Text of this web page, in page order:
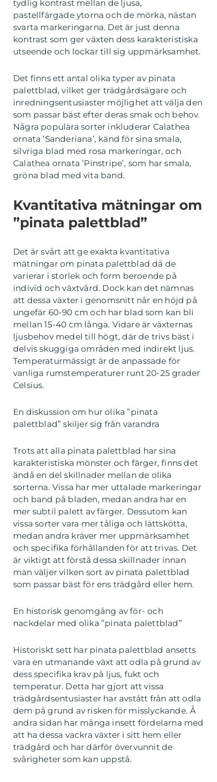
tydlig kontrast mellan de ljusa,
pastellfärgade ytorna och de mörka, nästan
svarta markeringarna. Det är just denna
kontrast som ger växten dess karakteristiska
utseende och lockar till sig uppmärksamhet.
Det finns ett antal olika typer av pinata
palettblad, vilket ger trädgårdsägare och
inredningsentusiaster möjlighet att välja den
som passar bäst efter deras smak och behov.
Några populära sorter inkluderar Calathea
ornata ’Sanderiana’, känd för sina smala,
silvriga blad med rosa markeringar, och
Calathea ornata ’Pinstripe’, som har smala,
gröna blad med vita band.
Kvantitativa mätningar om
”pinata palettblad”
Det är svårt att ge exakta kvantitativa
mätningar om pinata palettblad då de
varierar i storlek och form beroende på
individ och växtvård. Dock kan det nämnas
att dessa växter i genomsnitt når en höjd på
ungefär 60-90 cm och har blad som kan bli
mellan 15-40 cm långa. Vidare är växternas
ljusbehov medel till högt, där de trivs bäst i
delvis skuggiga områden med indirekt ljus.
Temperaturmässigt är de anpassade för
vanliga rumstemperaturer runt 20-25 grader
Celsius.
En diskussion om hur olika ”pinata
palettblad” skiljer sig från varandra
Trots att alla pinata palettblad har sina
karakteristiska mönster och färger, finns det
ändå en del skillnader mellan de olika
sorterna. Vissa har mer uttalade markeringar
och band på bladen, medan andra har en
mer subtil palett av färger. Dessutom kan
vissa sorter vara mer tåliga och lättskötta,
medan andra kräver mer uppmärksamhet
och specifika förhållanden för att trivas. Det
är viktigt att förstå dessa skillnader innan
man väljer vilken sort av pinata palettblad
som passar bäst för ens trädgård eller hem.
En historisk genomgång av för- och
nackdelar med olika ”pinata palettblad”
Historiskt sett har pinata palettblad ansetts
vara en utmanande växt att odla på grund av
dess specifika krav på ljus, fukt och
temperatur. Detta har gjort att vissa
trädgårdsentusiaster har avstått från att odla
dem på grund av risken för misslyckande. Å
andra sidan har många insett fördelarna med
att ha dessa vackra växter i sitt hem eller
trädgård och har därför övervunnit de
svårigheter som kan uppstå.